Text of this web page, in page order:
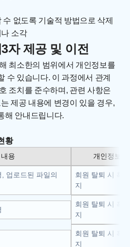
없도록 기술적 방법으로 삭제
소각
자 제공 및 이전
최소한의 범위에서 개인정보를
수 있습니다. 이 과정에서 관계
조치를 준수하며, 관련 사항은
제공 내용에 변경이 있을 경우,
해 안내드립니다.
황
용 개인정보
업로드된 파일의
회원 탈퇴 시 혹
지
회원 탈퇴 시 혹
지
회원 탈퇴 시 혹
지